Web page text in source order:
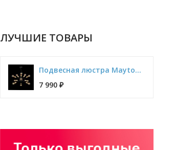
ЛУЧШИЕ ТОВАРЫ
Подвесная люстра Maytoni Jackson T546PL-12B
7 990 ₽